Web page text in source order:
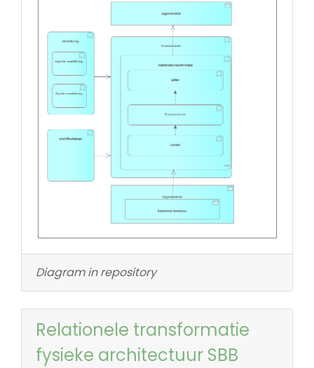
Diagram in repository
Relationele transformatie
fysieke architectuur SBB